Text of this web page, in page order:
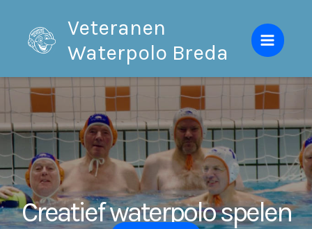
Veteranen
Waterpolo Breda
Creatief waterpolo spelen